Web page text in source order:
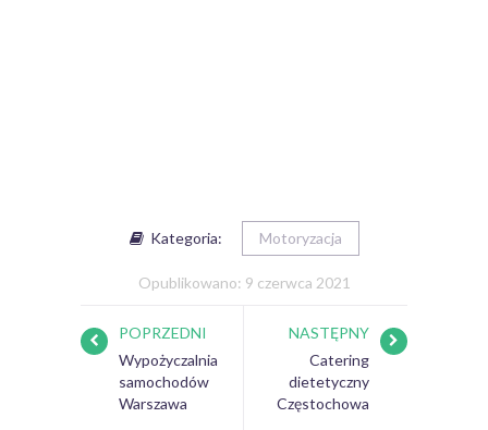
Kategoria: Motoryzacja
Opublikowano: 9 czerwca 2021
POPRZEDNI
Wypożyczalnia
samochodów
Warszawa
NASTĘPNY
Catering
dietetyczny
Częstochowa